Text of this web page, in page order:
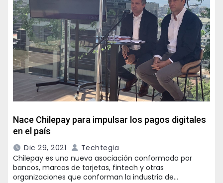
Nace Chilepay para impulsar los pagos digitales
en el país
Dic 29, 2021
Techtegia
Chilepay es una nueva asociación conformada por
bancos, marcas de tarjetas, fintech y otras
organizaciones que conforman la industria de…